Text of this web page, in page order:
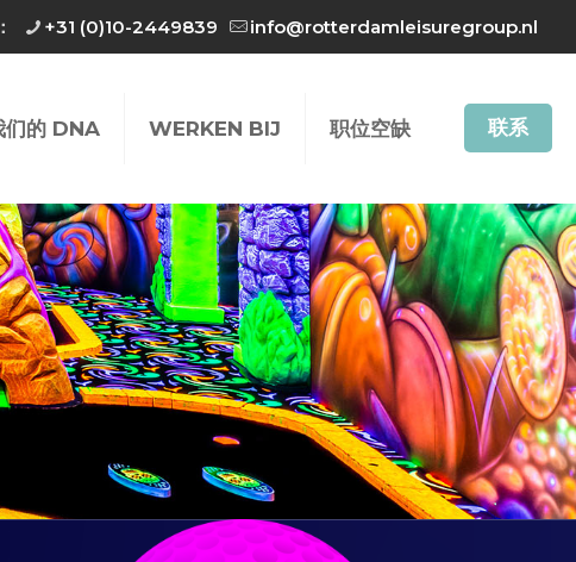
+31 (0)10-2449839 info@rotterdamleisuregroup.nl
们的 DNA WERKEN BIJ 职位空缺 联系